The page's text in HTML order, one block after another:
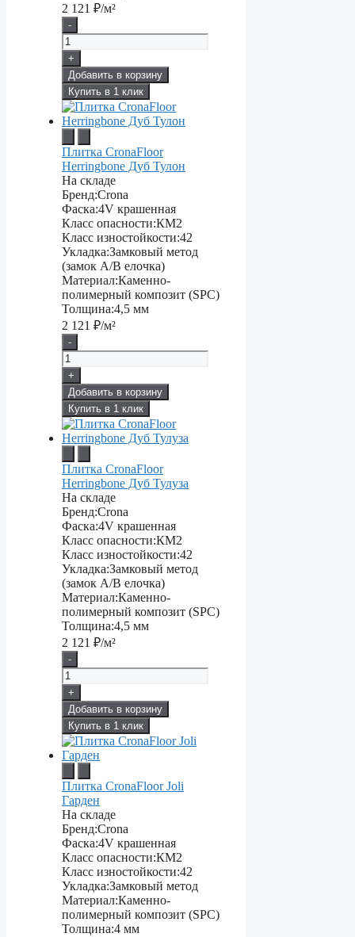
2 121 ₽/м²
-
+
Добавить в корзину
Купить в 1 клик
Плитка CronaFloor
Herringbone Дуб Тулон
На складе
Бренд:Crona
Фаска:4V крашенная
Класс опасности:КМ2
Класс изностойкости:42
Укладка:Замковый метод
(замок А/В елочка)
Материал:Каменно-
полимерный композит (SPC)
Толщина:4,5 мм
2 121 ₽/м²
-
+
Добавить в корзину
Купить в 1 клик
Плитка CronaFloor
Herringbone Дуб Тулуза
На складе
Бренд:Crona
Фаска:4V крашенная
Класс опасности:КМ2
Класс изностойкости:42
Укладка:Замковый метод
(замок А/В елочка)
Материал:Каменно-
полимерный композит (SPC)
Толщина:4,5 мм
2 121 ₽/м²
-
+
Добавить в корзину
Купить в 1 клик
Плитка CronaFloor Joli
Гарден
На складе
Бренд:Crona
Фаска:4V крашенная
Класс опасности:КМ2
Класс изностойкости:42
Укладка:Замковый метод
Материал:Каменно-
полимерный композит (SPC)
Толщина:4 мм